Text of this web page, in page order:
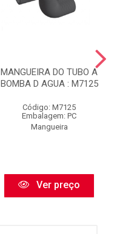
MANGUEIRA DO TUBO A
BOMBA D AGUA : M7125
Código: M7125
Embalagem: PC
Mangueira
Ver preço